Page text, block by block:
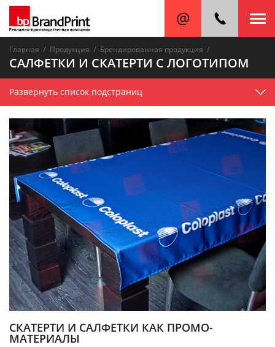
Главная / Продукция / Брендированная продукция /
САЛФЕТКИ И СКАТЕРТИ С ЛОГОТИПОМ
Развернуть список подстраниц
СКАТЕРТИ И САЛФЕТКИ КАК ПРОМО-
МАТЕРИАЛЫ